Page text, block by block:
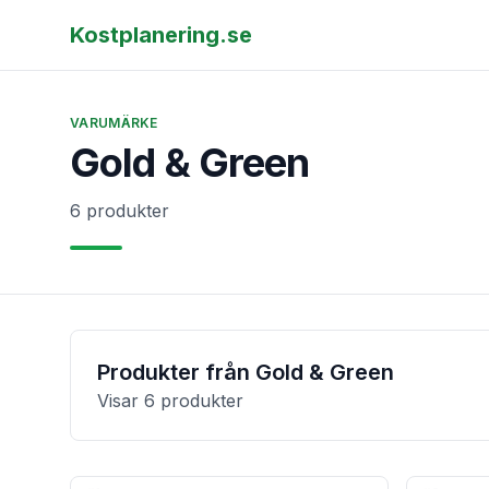
Kostplanering.se
VARUMÄRKE
Gold & Green
6 produkter
Produkter från Gold & Green
Visar 6 produkter